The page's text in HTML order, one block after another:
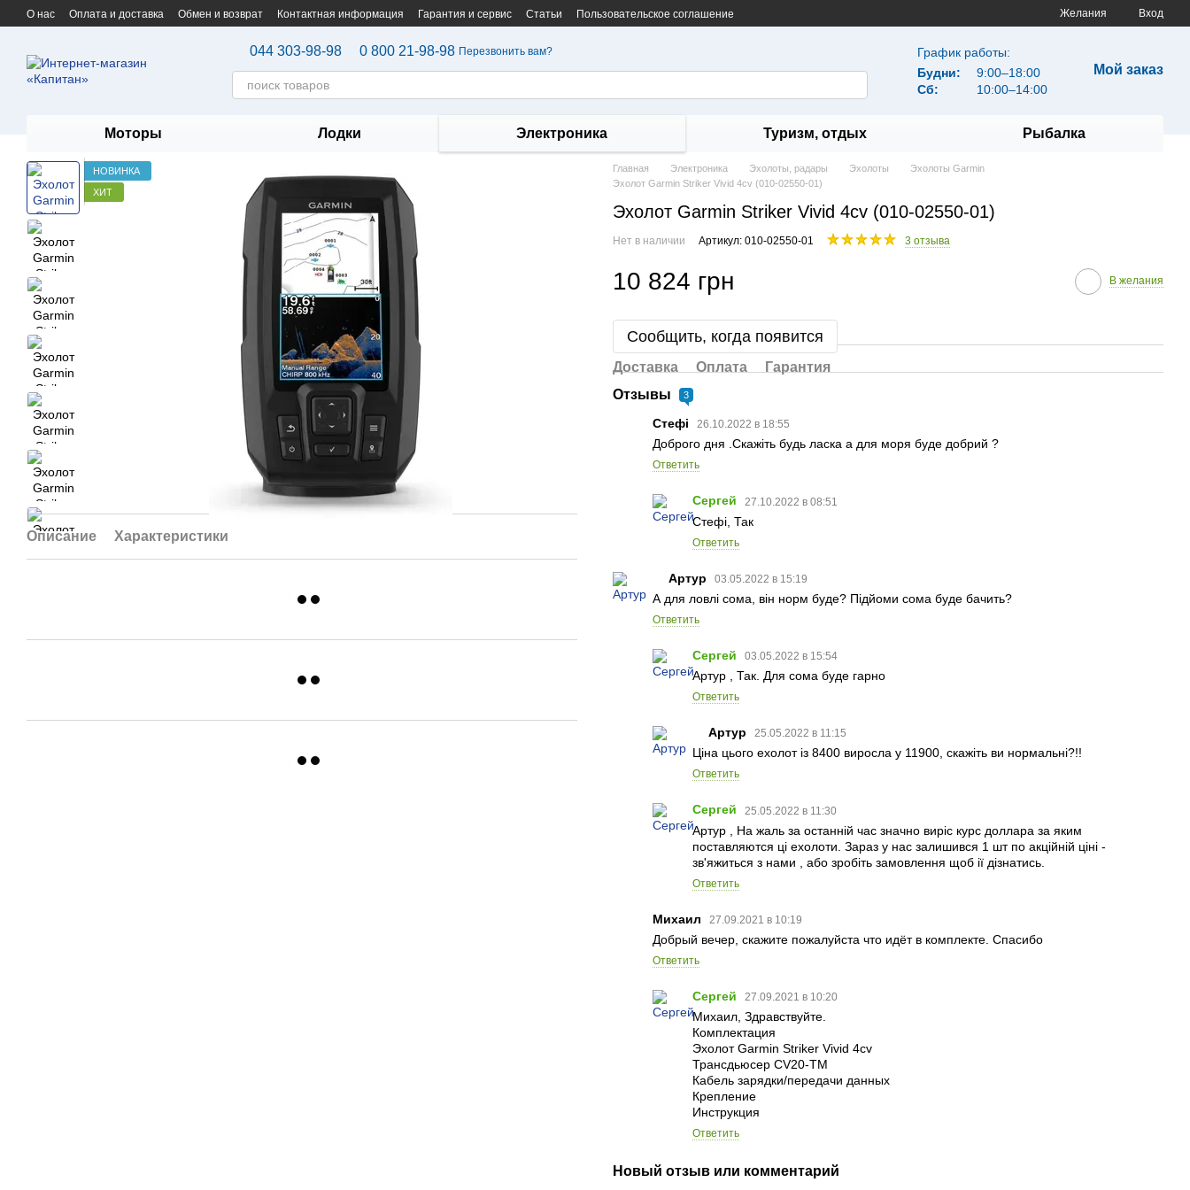
Перейти к основному контенту
О нас Оплата и доставка Обмен и возврат Контактная информация Гарантия и сервис Статьи Пользовательское соглашение Желания Вход
044 303-98-98 0 800 21-98-98 Перезвонить вам?
График работы:
Будни:
9:00–18:00
Сб:
10:00–14:00
Мой заказ
Моторы Лодки Электроника Туризм, отдых Рыбалка
НОВИНКА
ХИТ
Описание Характеристики
Главная Электроника Эхолоты, радары Эхолоты
Эхолоты Garmin
Эхолот Garmin Striker Vivid 4cv (010-02550-01)
Эхолот Garmin Striker Vivid 4cv (010-02550-01)
Нет в наличии Артикул: 010-02550-01 3 отзыва
10 824 грн В желания
Сообщить, когда появится
Доставка Оплата
Гарантия
Отзывы
3
Стефі 26.10.2022 в 18:55
Доброго дня .Скажіть будь ласка а для моря буде добрий ?
Ответить
Сергей 27.10.2022 в 08:51
Стефі, Так
Ответить
Артур 03.05.2022 в 15:19
А для ловлі сома, він норм буде? Підйоми сома буде бачить?
Ответить
Сергей 03.05.2022 в 15:54
Артур , Так. Для сома буде гарно
Ответить
Артур 25.05.2022 в 11:15
Ціна цього ехолот із 8400 виросла у 11900, скажіть ви нормальні?!!
Ответить
Сергей 25.05.2022 в 11:30
Артур , На жаль за останній час значно виріс курс доллара за яким
поставляются ці ехолоти. Зараз у нас залишився 1 шт по акційній ціні -
зв'яжиться з нами , або зробіть замовлення щоб ії дізнатись.
Ответить
Михаил 27.09.2021 в 10:19
Добрый вечер, скажите пожалуйста что идёт в комплекте. Спасибо
Ответить
Сергей 27.09.2021 в 10:20
Михаил, Здравствуйте.
Комплектация
Эхолот Garmin Striker Vivid 4cv
Трансдьюсер CV20-TM
Кабель зарядки/передачи данных
Крепление
Инструкция
Ответить
Новый отзыв или комментарий